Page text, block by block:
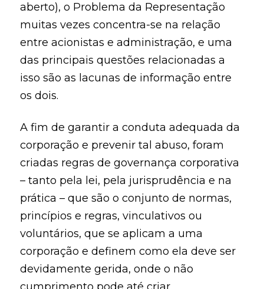
aberto), o Problema da Representação
muitas vezes concentra-se na relação
entre acionistas e administração, e uma
das principais questões relacionadas a
isso são as lacunas de informação entre
os dois.
A fim de garantir a conduta adequada da
corporação e prevenir tal abuso, foram
criadas regras de governança corporativa
– tanto pela lei, pela jurisprudência e na
prática – que são o conjunto de normas,
princípios e regras, vinculativos ou
voluntários, que se aplicam a uma
corporação e definem como ela deve ser
devidamente gerida, onde o não